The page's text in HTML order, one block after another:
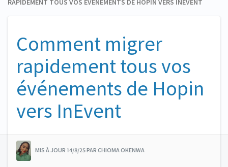
RAPIDEMENT TOUS VOS ÉVÉNEMENTS DE HOPIN VERS INEVENT
Comment migrer
rapidement tous vos
événements de Hopin
vers InEvent
MIS À JOUR 14/8/25 PAR CHIOMA OKENWA